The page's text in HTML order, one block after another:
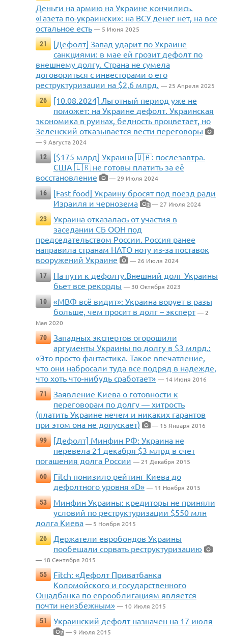
Деньги на армию на Украине кончились.
«Газета по-украински»: на ВСУ денег нет, на все
остальное есть — 5 Июня 2025
21
[Дефолт] Запад ударит по Украине
санкциями: в мае ей грозит дефолт по
внешнему долгу. Страна не сумела
договориться с инвесторами о его
реструктуризации на $2,6 млрд. — 25 Апреля 2025
26
[10.08.2024] Льготный период уже не
поможет: на Украине дефолт. Украинская
экономика в руинах, бедность процветает, но
Зеленский отказывается вести переговоры
— 9 Августа 2024
12
[$175 млрд] Украина 🇺🇦: послезавтра.
США 🇱🇷 не готовы платить за её
восстановление
— 29 Июля 2024
16
[Fast food] Украину бросят под поезд ради
Израиля и чернозема
2 — 27 Июля 2024
23
Украина отказалась от участия в
заседании СБ ООН под
председательством России. Россия ранее
направила странам НАТО ноту из-за поставок
вооружений Украине
— 26 Июля 2024
17
На пути к дефолту.Внешний долг Украины
бьет все рекорды — 30 Октября 2023
10
«МВФ всё видит»: Украина ворует в разы
больше, чем просит в долг – эксперт — 2
Мая 2020
70
Западных экспертов огорошили
аргументы Украины по долгу в $3 млрд.:
«Это просто фантастика. Такое впечатление,
что они набросали туда все подряд в надежде,
что хоть что-нибудь сработает» — 14 Июня 2016
71
Заявление Киева о готовности к
переговорам по долгу — хитрость
(платить Украине нечем и никаких гарантов
при этом она не допускает)
— 15 Января 2016
99
[Дефолт] Минфин РФ: Украина не
перевела 21 декабря $3 млрд в счет
погашения долга России — 21 Декабря 2015
60
Fitch понизило рейтинг Киева до
дефолтного уровня «D» — 11 Ноября 2015
53
Минфин Украины: кредиторы не приняли
условий по реструктуризации $550 млн
долга Киева — 5 Ноября 2015
26
Держатели евробондов Украины
пообещали сорвать реструктуризацию
— 18 Сентября 2015
55
Fitch: «Дефолт Приватбанка
Коломойского и государственного
Ощадбанка по еврооблигациям является
почти неизбежным» — 10 Июля 2015
51
Украинский дефолт назначен на 17 июля
7 — 9 Июля 2015